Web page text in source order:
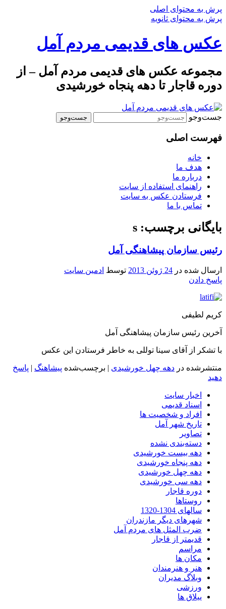
پرش به محتوای اصلی
پرش به محتوای ثانویه
عکس های قدیمی مردم آمل
مجموعه عکس های قدیمی مردم آمل – از
دوره قاجار تا دهه پنجاه خورشیدی
جست‌وجو
فهرست اصلی
خانه
هدف ما
درباره ما
راهنمای استفاده از سایت
فرستادن عکس به سایت
تماس با ما
بایگانی برچسب: s
رئیس سازمان پیشاهنگی آمل
ارسال شده در 24 ژوئن 2013 توسط ادمین سایت
پاسخ دادن
کریم لطیفی
آخرین رئیس سازمان پیشاهنگی آمل
با تشکر از آقای سینا توللی به خاطر فرستادن این عکس
منتشرشده در دهه چهل خورشیدی | برچسب‌شده پیشاهنگ | پاسخ
دهید
اخبار سایت
اسناد قدیمی
افراد و شخصیت ها
تاریخ شهر آمل
تصاویر
دسته‌بندی نشده
دهه بیست خورشیدی
دهه پنجاه خورشیدی
دهه چهل خورشیدی
دهه سی خورشیدی
دوره قاجار
روستاها
سالهای 1304-1320
شهرهای دیگر مازندران
ضرب المثل های مردم آمل
قدیمتر از قاجار
مراسم
مکان ها
هنر و هنرمندان
وبلاگ مدیران
ورزشی
ییلاق ها